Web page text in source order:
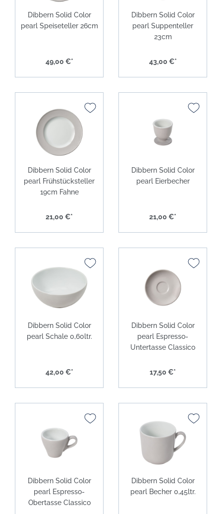
Dibbern Solid Color
pearl Speiseteller 26cm
49,00 €*
Dibbern Solid Color
pearl Suppenteller
23cm
43,00 €*
Dibbern Solid Color
pearl Frühstücksteller
19cm Fahne
21,00 €*
Dibbern Solid Color
pearl Eierbecher
21,00 €*
Dibbern Solid Color
pearl Schale 0,60ltr.
42,00 €*
Dibbern Solid Color
pearl Espresso-
Untertasse Classico
17,50 €*
Dibbern Solid Color
pearl Espresso-
Obertasse Classico
Dibbern Solid Color
pearl Becher 0,45ltr.